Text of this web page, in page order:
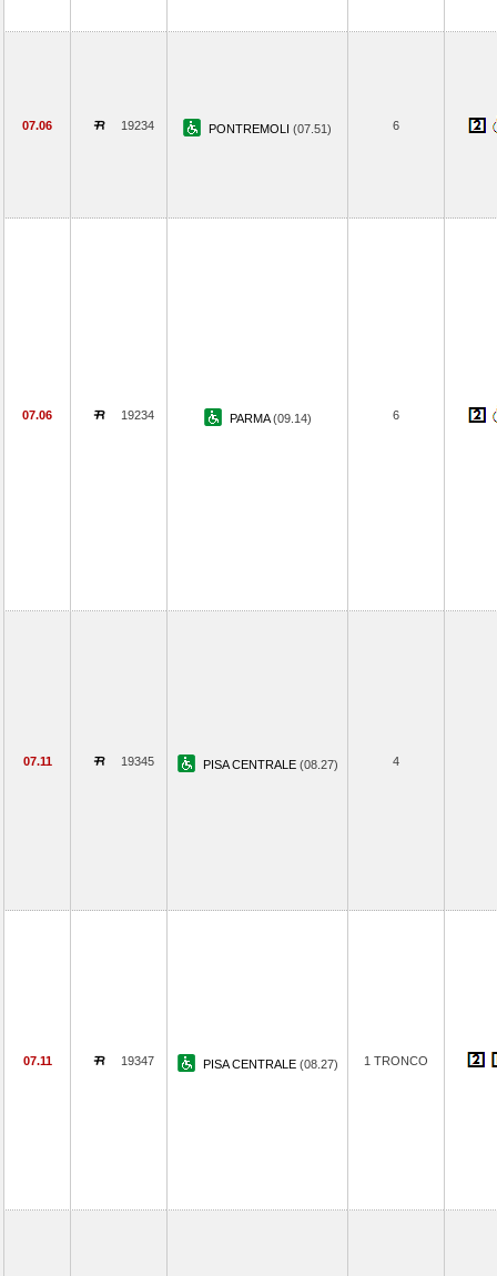
07.06 19234 PONTREMOLI (07.51) 6
07.06 19234 PARMA(09.14) 6
07.11 19345 PISA CENTRALE (08.27) 4
07.11 19347 PISA CENTRALE (08.27) 1 TRONCO